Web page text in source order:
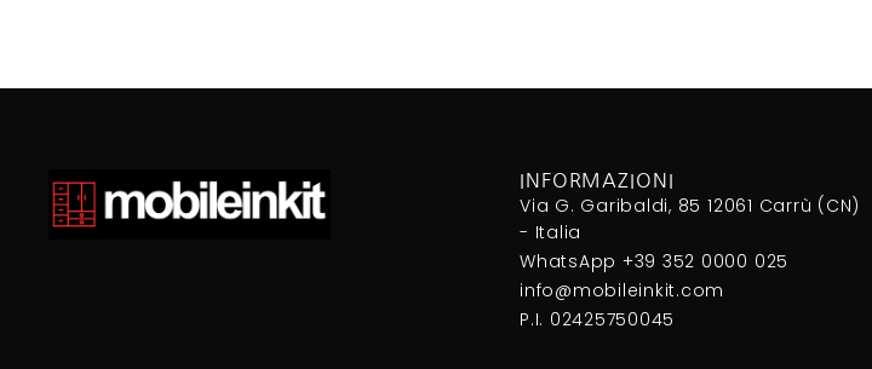
INFORMAZIONI
Via G. Garibaldi, 85 12061 Carrù (CN)
- Italia
WhatsApp +39 352 0000 025
info@mobileinkit.com
P.I. 02425750045